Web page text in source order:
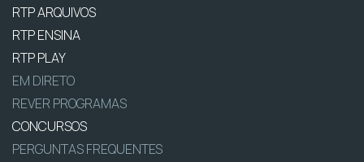
RTP ARQUIVOS
RTP ENSINA
RTP PLAY
EM DIRETO
REVER PROGRAMAS
CONCURSOS
PERGUNTAS FREQUENTES